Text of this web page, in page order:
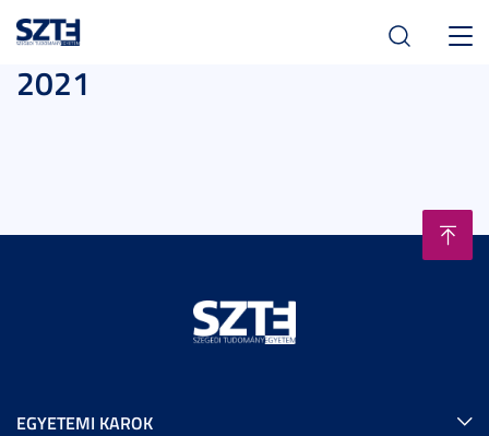
2021
EGYETEMI KAROK